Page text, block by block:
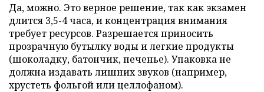
Да, можно. Это верное решение, так как экзамен
длится 3,5-4 часа, и концентрация внимания
требует ресурсов. Разрешается приносить
прозрачную бутылку воды и легкие продукты
(шоколадку, батончик, печенье). Упаковка не
должна издавать лишних звуков (например,
хрустеть фольгой или целлофаном).